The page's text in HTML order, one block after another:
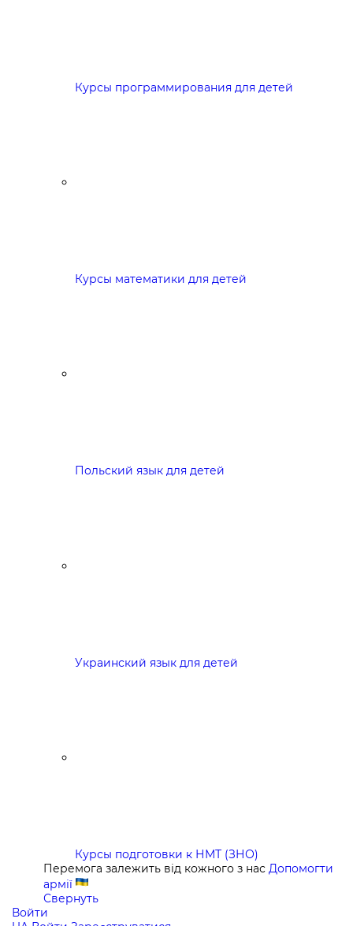
Курсы программирования для детей
Курсы математики для детей
Польский язык для детей
Украинский язык для детей
Курсы подготовки к НМТ (ЗНО)
Перемога залежить від кожного з нас Допомогти
армії
Свернуть
Войти